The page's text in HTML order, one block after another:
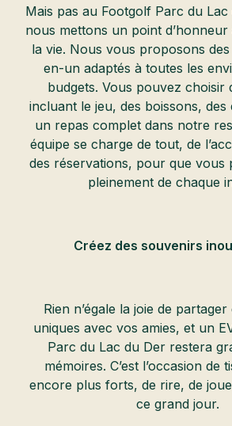
Mais pas au Footgolf Parc du
nous mettons un point
la vie. Nous vous proposons
en-un adaptés à toutes les
budgets. Vous pouvez choisir
incluant le jeu, des boissons, des
un repas complet dans notre
équipe se charge de tout, de
des réservations, pour que vous
pleinement de chaque
Créez des souvenirs
Rien n’égale la joie de
uniques avec vos amies, et un
Parc du Lac du Der restera
mémoires. C’est l’occasion de
encore plus forts, de rire, de
ce grand jour.